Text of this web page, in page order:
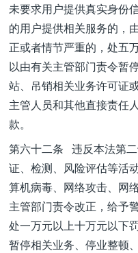
未要求用户提供真实身份
的用户提供相关服务的，
正或者情节严重的，处五
以由有关主管部门责令暂
站、吊销相关业务许可证
主管人员和其他直接责任
款。
第六十二条 违反本法第
证、检测、风险评估等活
算机病毒、网络攻击、网
主管部门责令改正，给予
处一万元以上十万元以下
暂停相关业务、停业整顿